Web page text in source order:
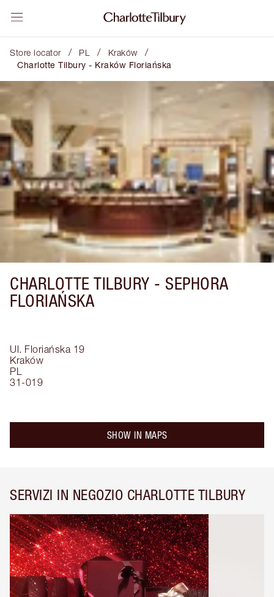
Store locator / PL / Kraków /
Charlotte Tilbury - Kraków Floriańska
CHARLOTTE TILBURY - SEPHORA
FLORIAŃSKA
Ul. Floriańska 19
Kraków
PL
31-019
SHOW IN MAPS
SERVIZI IN NEGOZIO CHARLOTTE TILBURY